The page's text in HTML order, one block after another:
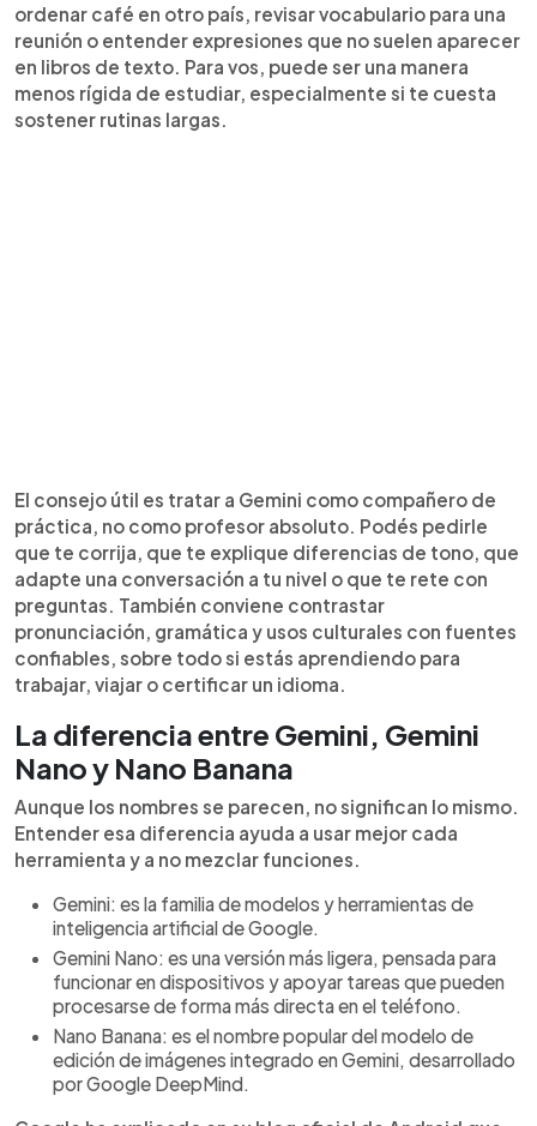
ordenar café en otro país, revisar vocabulario para una
reunión o entender expresiones que no suelen aparecer
en libros de texto. Para vos, puede ser una manera
menos rígida de estudiar, especialmente si te cuesta
sostener rutinas largas.
El consejo útil es tratar a Gemini como compañero de
práctica, no como profesor absoluto. Podés pedirle
que te corrija, que te explique diferencias de tono, que
adapte una conversación a tu nivel o que te rete con
preguntas. También conviene contrastar
pronunciación, gramática y usos culturales con fuentes
confiables, sobre todo si estás aprendiendo para
trabajar, viajar o certificar un idioma.
La diferencia entre Gemini, Gemini
Nano y Nano Banana
Aunque los nombres se parecen, no significan lo mismo.
Entender esa diferencia ayuda a usar mejor cada
herramienta y a no mezclar funciones.
Gemini: es la familia de modelos y herramientas de
inteligencia artificial de Google.
Gemini Nano: es una versión más ligera, pensada para
funcionar en dispositivos y apoyar tareas que pueden
procesarse de forma más directa en el teléfono.
Nano Banana: es el nombre popular del modelo de
edición de imágenes integrado en Gemini, desarrollado
por Google DeepMind.